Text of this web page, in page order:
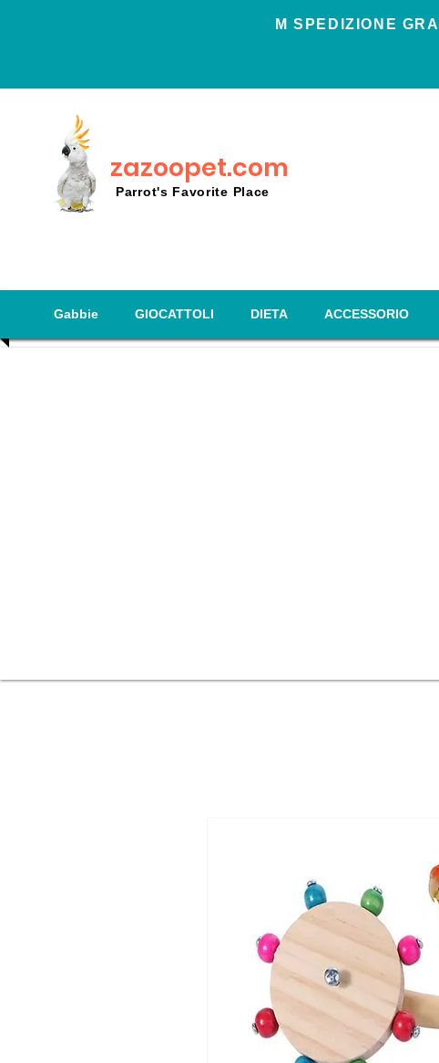
Μ SPEDIZIONE
zazoopet.com
Parrot's Favorite Place
Gabbie GIOCATTOLI DIETA ACCESSORIO